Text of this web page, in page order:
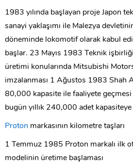
1983 yılında başlayan proje Japon
sanayi yaklaşımı ile Malezya
döneminde lokomotif olarak kabul
başlar. 23 Mayıs 1983 Teknik
üretimi konularında Mitsubishi
imzalanması 1 Ağustos 1983 Shah
80,000 kapasite ile faaliyete
bugün yıllık 240,000 adet
Proton markasının kilometre taşları
1 Temmuz 1985 Proton markalı ilk
modelinin üretime başlaması